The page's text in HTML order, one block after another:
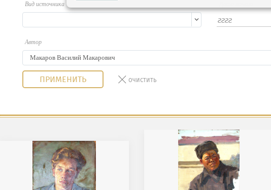
Вид источника
Автор